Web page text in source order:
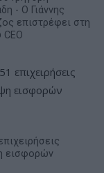
- Ο Γιάννης
επιστρέφει στη
εισφορών